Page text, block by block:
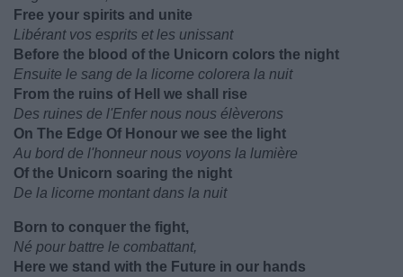
Free your spirits and unite
Libérant vos esprits et les unissant
Before the blood of the Unicorn colors the night
Ensuite le sang de la licorne colorera la nuit
From the ruins of Hell we shall rise
Des ruines de l'Enfer nous nous élèverons
On The Edge Of Honour we see the light
Au bord de l'honneur nous voyons la lumière
Of the Unicorn soaring the night
De la licorne montant dans la nuit
Born to conquer the fight,
Né pour battre le combattant,
Here we stand with the Future in our hands